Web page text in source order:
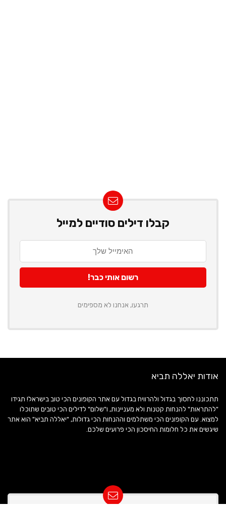
קבלו דילים סודיים למייל
תרגעו, אנחנו לא מספימים
אודות יאללה תביא
תתכוננו לחסוך בגדול ולהרוויח בגדול עם אתר הקופונים הכי טוב בישראל! תגידו
"להתראות" להנחות קטנות ולא מעניינות, ו"שלום" לדילים הכי טובים שתוכלו
למצוא. עם הקופונים הכי משתלמים וההנחות הכי גדולות, "יאללה תביא" הוא אתר
שיגשים את כל חלומות החיסכון הכי פרועים שלכם.